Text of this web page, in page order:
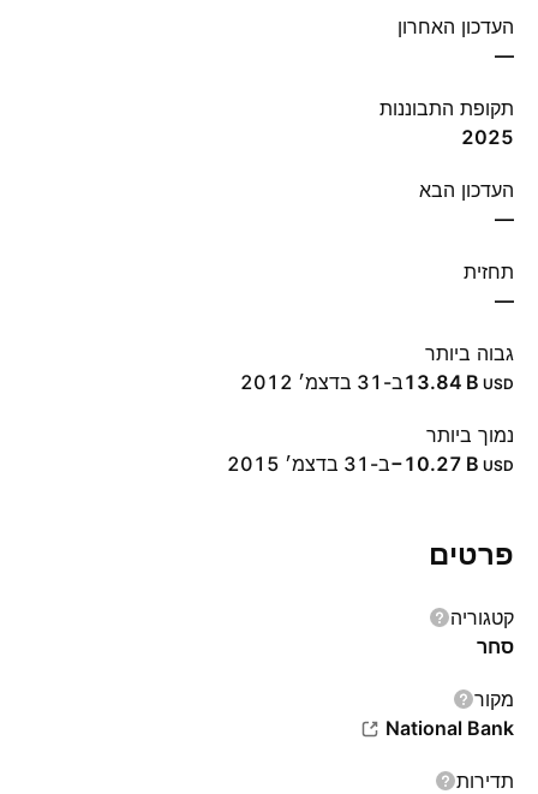
העדכון האחרון
—
תקופת התבוננות
2025
העדכון הבא
—
תחזית
—
גבוה ביותר
‪13.84 B‬ USD ב-31 בדצמ׳ 2012
נמוך ביותר
‪−10.27 B‬ USD ב-31 בדצמ׳ 2015
פרטים
קטגוריה
סחר
מקור
National Bank
תדירות